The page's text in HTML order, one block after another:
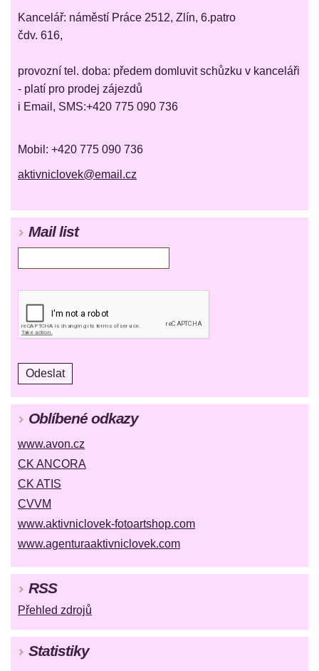
Kancelář: náměstí Práce 2512, Zlín, 6.patro
čdv. 616,
provozní tel. doba: předem domluvit schůzku v kanceláři
- platí pro prodej zájezdů
i Email, SMS:+420 775 090 736
Mobil: +420 775 090 736
aktivniclovek@email.cz
Mail list
Oblíbené odkazy
www.avon.cz
CK ANCORA
CK ATIS
CVVM
www.aktivniclovek-fotoartshop.com
www.agenturaaktivniclovek.com
RSS
Přehled zdrojů
Statistiky